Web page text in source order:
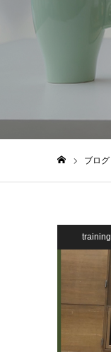
ブログ
training